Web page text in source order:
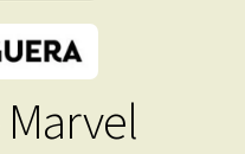
Marvel